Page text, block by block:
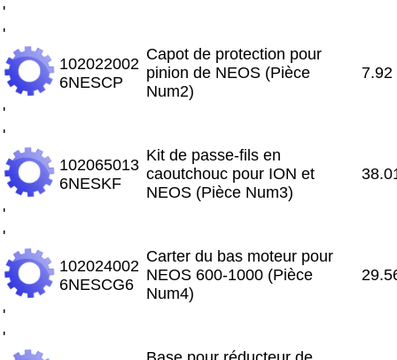
'
'
'
102022002
6NESCP
Capot de protection pour
pinion de NEOS (Pièce
Num2)
7.92
'
'
102065013
6NESKF
Kit de passe-fils en
caoutchouc pour ION et
NEOS (Pièce Num3)
'
'
102024002
6NESCG6
Carter du bas moteur pour
NEOS 600-1000 (Pièce
Num4)
'